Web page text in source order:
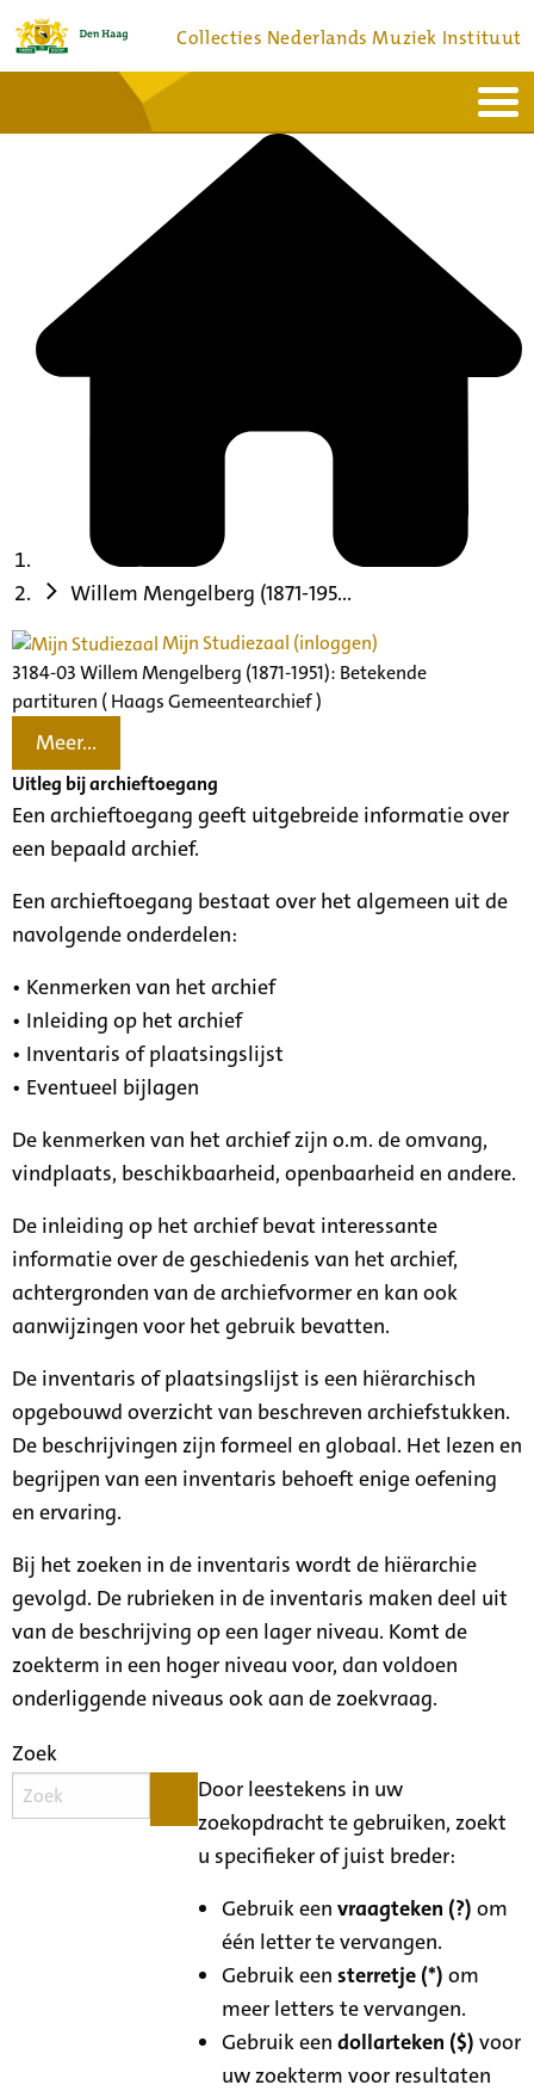
Collecties Nederlands Muziek Instituut
Bronnen en collecties
Willem Mengelberg (1871-195...
Mijn Studiezaal (inloggen)
3184-03 Willem Mengelberg (1871-1951): Betekende
partituren ( Haags Gemeentearchief )
Meer...
Uitleg bij archieftoegang
Een archieftoegang geeft uitgebreide informatie over
een bepaald archief.
Een archieftoegang bestaat over het algemeen uit de
navolgende onderdelen:
• Kenmerken van het archief
• Inleiding op het archief
• Inventaris of plaatsingslijst
• Eventueel bijlagen
De kenmerken van het archief zijn o.m. de omvang,
vindplaats, beschikbaarheid, openbaarheid en andere.
De inleiding op het archief bevat interessante
informatie over de geschiedenis van het archief,
achtergronden van de archiefvormer en kan ook
aanwijzingen voor het gebruik bevatten.
De inventaris of plaatsingslijst is een hiërarchisch
opgebouwd overzicht van beschreven archiefstukken.
De beschrijvingen zijn formeel en globaal. Het lezen en
begrijpen van een inventaris behoeft enige oefening
en ervaring.
Bij het zoeken in de inventaris wordt de hiërarchie
gevolgd. De rubrieken in de inventaris maken deel uit
van de beschrijving op een lager niveau. Komt de
zoekterm in een hoger niveau voor, dan voldoen
onderliggende niveaus ook aan de zoekvraag.
Zoek
Door leestekens in uw
zoekopdracht te gebruiken, zoekt
u specifieker of juist breder:
Gebruik eenvraagteken (?) om
één letter te vervangen.
Gebruik eensterretje (*) om
meer letters te vervangen.
Gebruik eendollarteken ($) voor
uw zoekterm voor resultaten